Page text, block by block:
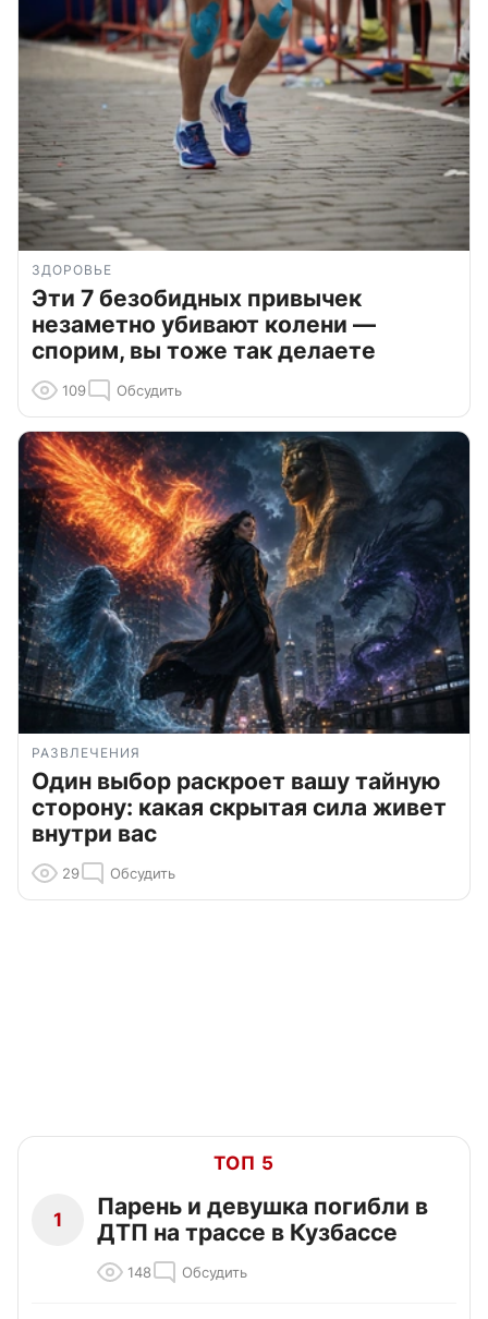
ЗДОРОВЬЕ
Эти 7 безобидных привычек
незаметно убивают колени —
спорим, вы тоже так делаете
109 Обсудить
РАЗВЛЕЧЕНИЯ
Один выбор раскроет вашу тайную
сторону: какая скрытая сила живет
внутри вас
29 Обсудить
ТОП 5
1
Парень и девушка погибли в
ДТП на трассе в Кузбассе
148 Обсудить